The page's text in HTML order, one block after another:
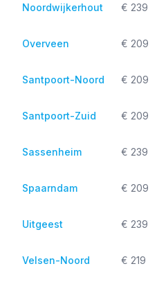
Noordwijkerhout € 239
Overveen € 209
Santpoort-Noord € 209
Santpoort-Zuid € 209
Sassenheim € 239
Spaarndam € 209
Uitgeest € 239
Velsen-Noord € 219